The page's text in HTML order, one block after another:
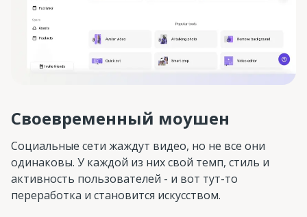
Своевременный моушен
Социальные сети жаждут видео, но не все они
одинаковы. У каждой из них свой темп, стиль и
активность пользователей - и вот тут-то
переработка и становится искусством.